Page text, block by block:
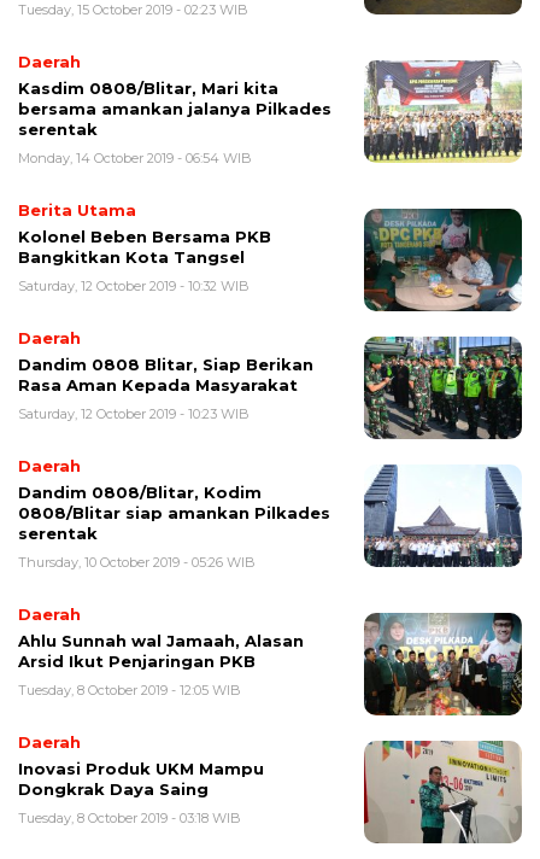
Tuesday, 15 October 2019 - 02:23 WIB
Daerah
Kasdim 0808/Blitar, Mari kita
bersama amankan jalanya Pilkades
serentak
Monday, 14 October 2019 - 06:54 WIB
Berita Utama
Kolonel Beben Bersama PKB
Bangkitkan Kota Tangsel
Saturday, 12 October 2019 - 10:32 WIB
Daerah
Dandim 0808 Blitar, Siap Berikan
Rasa Aman Kepada Masyarakat
Saturday, 12 October 2019 - 10:23 WIB
Daerah
Dandim 0808/Blitar, Kodim
0808/Blitar siap amankan Pilkades
serentak
Thursday, 10 October 2019 - 05:26 WIB
Daerah
Ahlu Sunnah wal Jamaah, Alasan
Arsid Ikut Penjaringan PKB
Tuesday, 8 October 2019 - 12:05 WIB
Daerah
Inovasi Produk UKM Mampu
Dongkrak Daya Saing
Tuesday, 8 October 2019 - 03:18 WIB